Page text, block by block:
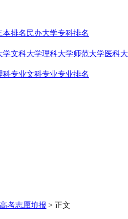
本排名 民办大学专科排名
学文科大学理科大学师范大学医科
科专业文科专业专业排名
高考志愿填报 > 正文